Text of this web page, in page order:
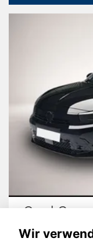
Opel Corsa
Wir